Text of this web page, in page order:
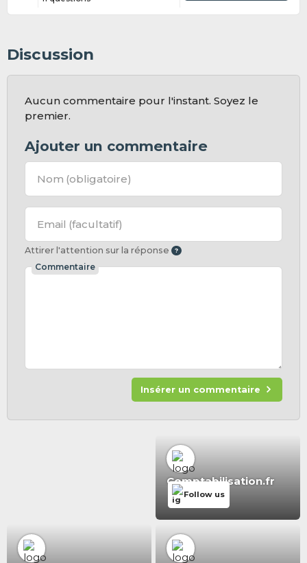
Discussion
Aucun commentaire pour l'instant. Soyez le
premier.
Ajouter un commentaire
Nom (obligatoire)
Email (facultatif)
Attirer l'attention sur la réponse
Commentaire
Insérer un commentaire
Comptabilisation.fr
Follow us